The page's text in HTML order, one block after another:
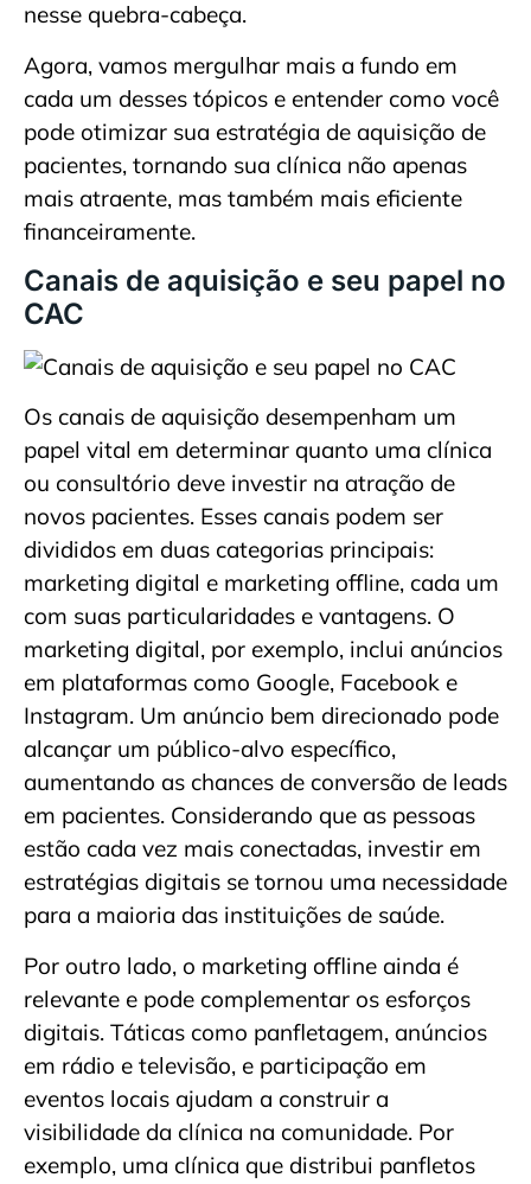
nesse quebra-cabeça.
Agora, vamos mergulhar mais a fundo em
cada um desses tópicos e entender como você
pode otimizar sua estratégia de aquisição de
pacientes, tornando sua clínica não apenas
mais atraente, mas também mais eficiente
financeiramente.
Canais de aquisição e seu papel no
CAC
Os canais de aquisição desempenham um
papel vital em determinar quanto uma clínica
ou consultório deve investir na atração de
novos pacientes. Esses canais podem ser
divididos em duas categorias principais:
marketing digital e marketing offline, cada um
com suas particularidades e vantagens. O
marketing digital, por exemplo, inclui anúncios
em plataformas como Google, Facebook e
Instagram. Um anúncio bem direcionado pode
alcançar um público-alvo específico,
aumentando as chances de conversão de leads
em pacientes. Considerando que as pessoas
estão cada vez mais conectadas, investir em
estratégias digitais se tornou uma necessidade
para a maioria das instituições de saúde.
Por outro lado, o marketing offline ainda é
relevante e pode complementar os esforços
digitais. Táticas como panfletagem, anúncios
em rádio e televisão, e participação em
eventos locais ajudam a construir a
visibilidade da clínica na comunidade. Por
exemplo, uma clínica que distribui panfletos